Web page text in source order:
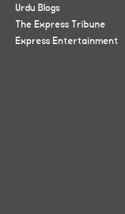
Urdu Blogs
The Express Tribune
Express Entertainment